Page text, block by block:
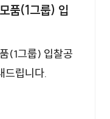
품(1그룹) 입
(1그룹) 입찰공
드립니다.